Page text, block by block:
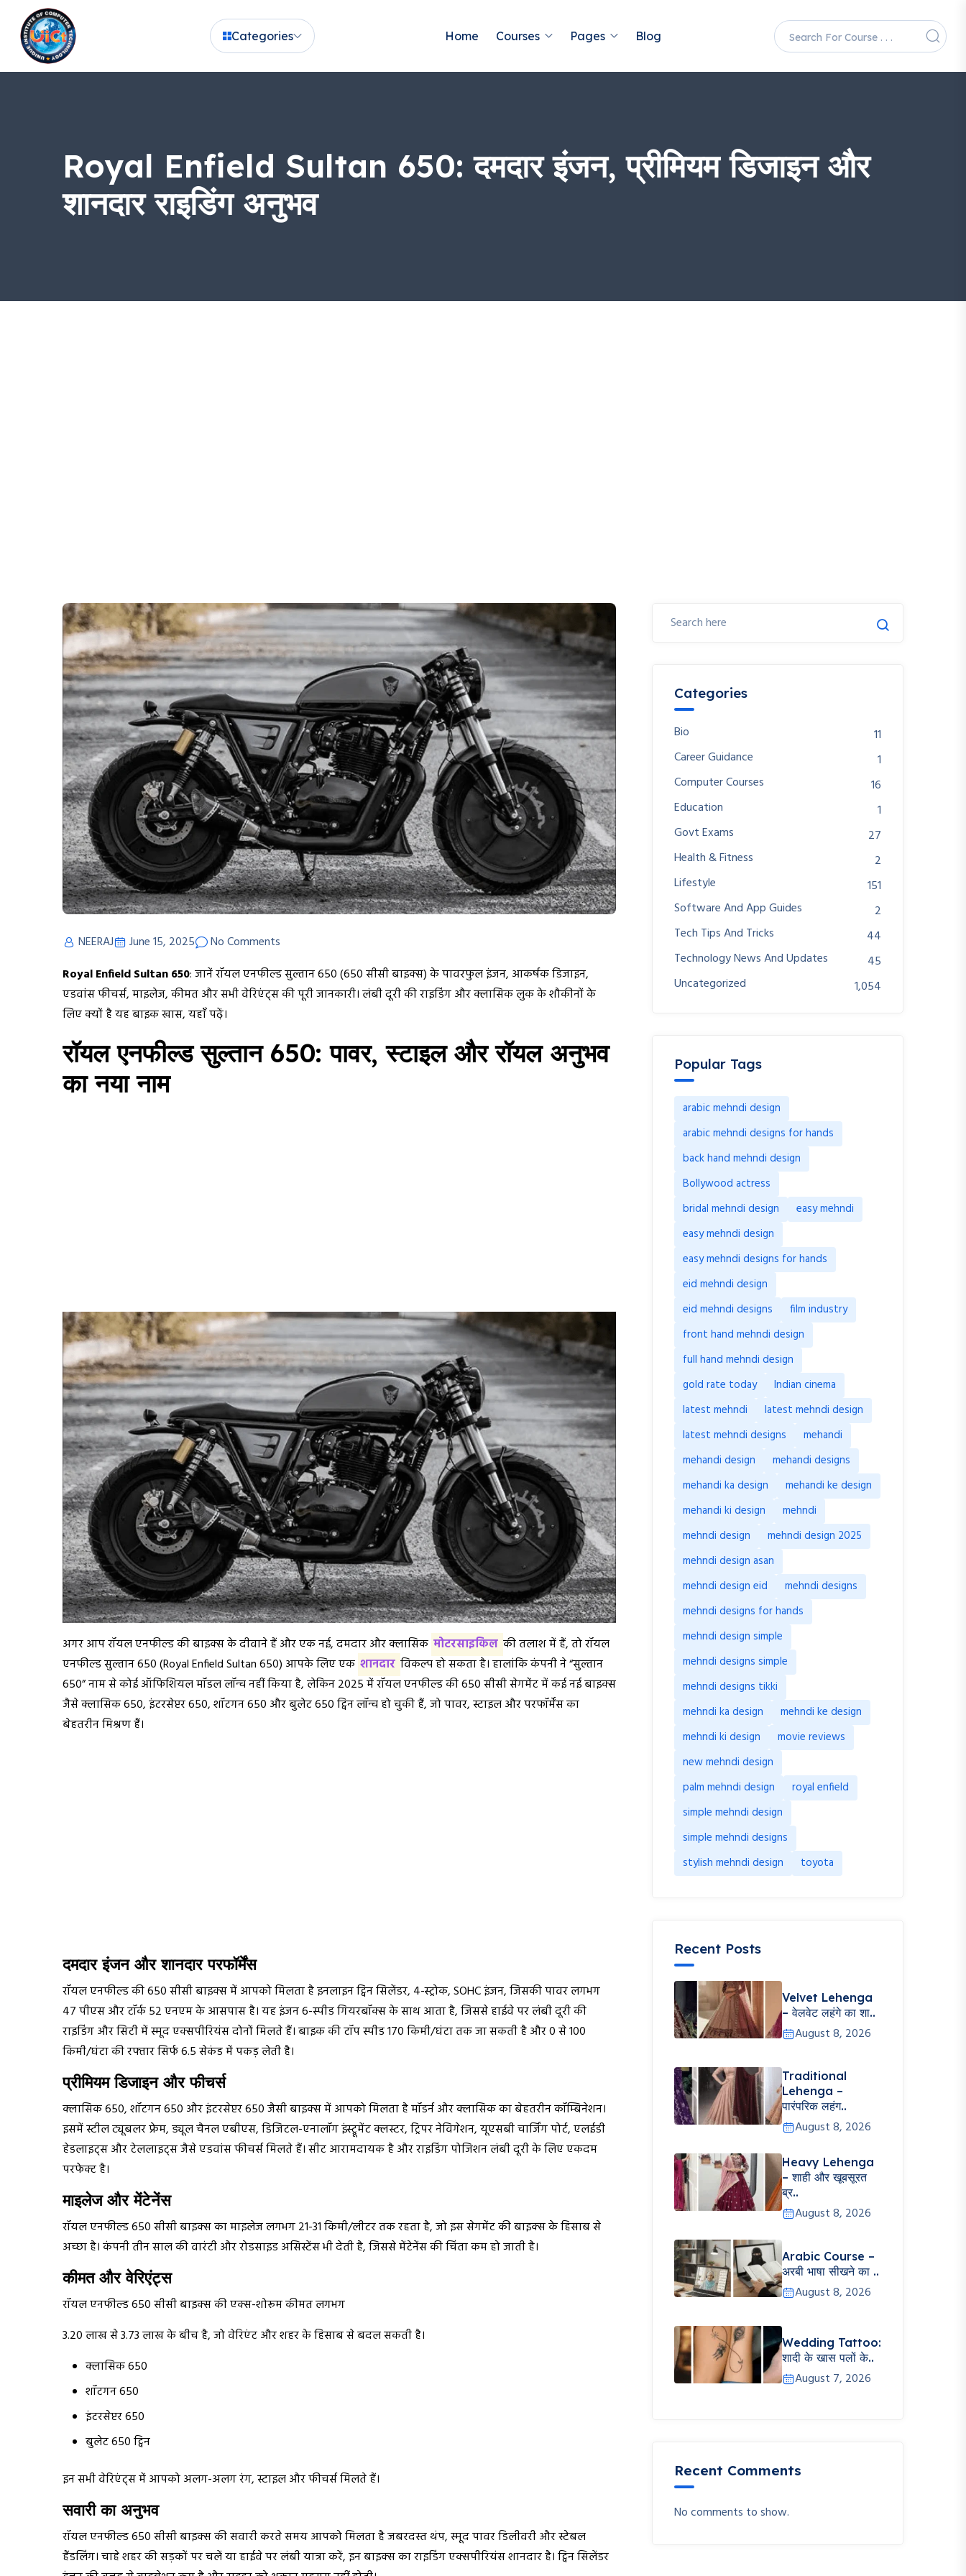
Categories Home Courses Pages Blog
Royal Enfield Sultan 650: दमदार इंजन, प्रीमियम डिजाइन और
शानदार राइडिंग अनुभव
NEERAJ June 15, 2025
No Comments
Royal Enfield Sultan 650: जानें रॉयल एनफील्ड सुल्तान 650 (650 सीसी बाइक्स) के पावरफुल इंजन, आकर्षक डिजाइन,
एडवांस फीचर्स, माइलेज, कीमत और सभी वेरिएंट्स की पूरी जानकारी। लंबी दूरी की राइडिंग और क्लासिक लुक के शौकीनों के
लिए क्यों है यह बाइक खास, यहाँ पढ़ें।
रॉयल एनफील्ड सुल्तान 650: पावर, स्टाइल और रॉयल अनुभव
का नया नाम
अगर आप रॉयल एनफील्ड की बाइक्स के दीवाने हैं और एक नई, दमदार और क्लासिक मोटरसाइकिल की तलाश में हैं, तो रॉयल
एनफील्ड सुल्तान 650 (Royal Enfield Sultan 650) आपके लिए एक शानदार विकल्प हो सकता है। हालांकि कंपनी ने “सुल्तान
650” नाम से कोई ऑफिशियल मॉडल लॉन्च नहीं किया है, लेकिन 2025 में रॉयल एनफील्ड की 650 सीसी सेगमेंट में कई नई बाइक्स
जैसे क्लासिक 650, इंटरसेप्टर 650, शॉटगन 650 और बुलेट 650 ट्विन लॉन्च हो चुकी हैं, जो पावर, स्टाइल और परफॉर्मेंस का
बेहतरीन मिश्रण हैं।
दमदार इंजन और शानदार परफॉर्मेंस
रॉयल एनफील्ड की 650 सीसी बाइक्स में आपको मिलता है इनलाइन ट्विन सिलेंडर, 4-स्ट्रोक, SOHC इंजन, जिसकी पावर लगभग
47 पीएस और टॉर्क 52 एनएम के आसपास है। यह इंजन 6-स्पीड गियरबॉक्स के साथ आता है, जिससे हाईवे पर लंबी दूरी की
राइडिंग और सिटी में स्मूद एक्सपीरियंस दोनों मिलते हैं। बाइक की टॉप स्पीड 170 किमी/घंटा तक जा सकती है और 0 से 100
किमी/घंटा की रफ्तार सिर्फ 6.5 सेकंड में पकड़ लेती है।
प्रीमियम डिजाइन और फीचर्स
क्लासिक 650, शॉटगन 650 और इंटरसेप्टर 650 जैसी बाइक्स में आपको मिलता है मॉडर्न और क्लासिक का बेहतरीन कॉम्बिनेशन।
इसमें स्टील ट्यूबलर फ्रेम, ड्यूल चैनल एबीएस, डिजिटल-एनालॉग इंस्ट्रूमेंट क्लस्टर, ट्रिपर नेविगेशन, यूएसबी चार्जिंग पोर्ट, एलईडी
हेडलाइट्स और टेललाइट्स जैसे एडवांस फीचर्स मिलते हैं। सीट आरामदायक है और राइडिंग पोजिशन लंबी दूरी के लिए एकदम
परफेक्ट है।
माइलेज और मेंटेनेंस
रॉयल एनफील्ड 650 सीसी बाइक्स का माइलेज लगभग 21-31 किमी/लीटर तक रहता है, जो इस सेगमेंट की बाइक्स के हिसाब से
अच्छा है। कंपनी तीन साल की वारंटी और रोडसाइड असिस्टेंस भी देती है, जिससे मेंटेनेंस की चिंता कम हो जाती है।
कीमत और वेरिएंट्स
रॉयल एनफील्ड 650 सीसी बाइक्स की एक्स-शोरूम कीमत लगभग
₹3.20 लाख से ₹3.73 लाख के बीच है, जो वेरिएंट और शहर के हिसाब से बदल सकती है।
क्लासिक 650
शॉटगन 650
इंटरसेप्टर 650
बुलेट 650 ट्विन
इन सभी वेरिएंट्स में आपको अलग-अलग रंग, स्टाइल और फीचर्स मिलते हैं।
सवारी का अनुभव
रॉयल एनफील्ड 650 सीसी बाइक्स की सवारी करते समय आपको मिलता है जबरदस्त थंप, स्मूद पावर डिलीवरी और स्टेबल
हैंडलिंग। चाहे शहर की सड़कों पर चलें या हाईवे पर लंबी यात्रा करें, इन बाइक्स का राइडिंग एक्सपीरियंस शानदार है। ट्विन सिलेंडर
Categories
Bio
11
Career Guidance
1
Computer Courses
16
Education
1
Govt Exams
27
Health & Fitness
2
Lifestyle
151
Software And App Guides
2
Tech Tips And Tricks
44
Technology News And Updates
45
Uncategorized
1,054
Popular Tags
arabic mehndi design
arabic mehndi designs for hands
back hand mehndi design
Bollywood actress
bridal mehndi design
easy mehndi
easy mehndi design
easy mehndi designs for hands
eid mehndi design
eid mehndi designs
film industry
front hand mehndi design
full hand mehndi design
gold rate today
Indian cinema
latest mehndi
latest mehndi design
latest mehndi designs
mehandi
mehandi design
mehandi designs
mehandi ka design
mehandi ke design
mehandi ki design
mehndi
mehndi design
mehndi design 2025
mehndi design asan
mehndi design eid
mehndi designs
mehndi designs for hands
mehndi design simple
mehndi designs simple
mehndi designs tikki
mehndi ka design
mehndi ke design
mehndi ki design
movie reviews
new mehndi design
palm mehndi design
royal enfield
simple mehndi design
simple mehndi designs
stylish mehndi design
toyota
Recent Posts
Velvet Lehenga
– वेलवेट लहंगे का शा..
August 8, 2026
Traditional
Lehenga –
पारंपरिक लहंग..
August 8, 2026
Heavy Lehenga
– शाही और खूबसूरत
ब्र..
August 8, 2026
Arabic Course –
अरबी भाषा सीखने का ..
August 8, 2026
Wedding Tattoo:
शादी के खास पलों के..
August 7, 2026
Recent Comments
No comments to show.